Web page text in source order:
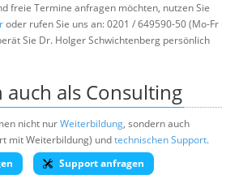
freie Termine anfragen möchten, nutzen Sie
oder rufen Sie uns an: 0201 / 649590-50 (Mo-Fr
Sie Dr. Holger Schwichtenberg persönlich
auch als Consulting
nicht nurWeiterbildung, sondern auch
mit Weiterbildung) undtechnischen Support.
Support anfragen